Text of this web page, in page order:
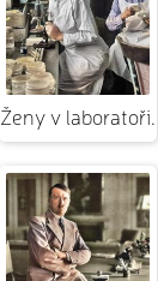
Ženy v laboratoři.